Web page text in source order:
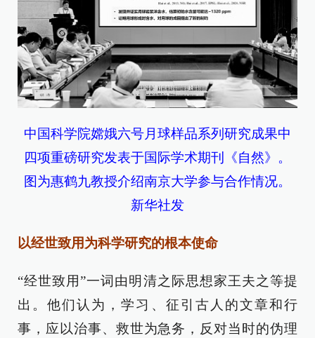
中国科学院嫦娥六号月球样品系列研究成果中
四项重磅研究发表于国际学术期刊《自然》。
图为惠鹤九教授介绍南京大学参与合作情况。
新华社发
以经世致用为科学研究的根本使命
“经世致用”一词由明清之际思想家王夫之等提
出。他们认为，学习、征引古人的文章和行
事，应以治事、救世为急务，反对当时的伪理